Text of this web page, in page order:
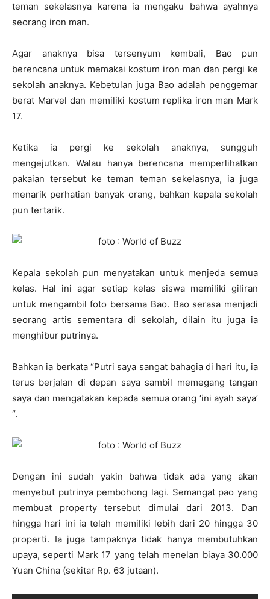
teman sekelasnya karena ia mengaku bahwa ayahnya
seorang iron man.
Agar anaknya bisa tersenyum kembali, Bao pun
berencana untuk memakai kostum iron man dan pergi ke
sekolah anaknya. Kebetulan juga Bao adalah penggemar
berat Marvel dan memiliki kostum replika iron man Mark
17.
Ketika ia pergi ke sekolah anaknya, sungguh
mengejutkan. Walau hanya berencana memperlihatkan
pakaian tersebut ke teman teman sekelasnya, ia juga
menarik perhatian banyak orang, bahkan kepala sekolah
pun tertarik.
Kepala sekolah pun menyatakan untuk menjeda semua
kelas. Hal ini agar setiap kelas siswa memiliki giliran
untuk mengambil foto bersama Bao. Bao serasa menjadi
seorang artis sementara di sekolah, dilain itu juga ia
menghibur putrinya.
Bahkan ia berkata “Putri saya sangat bahagia di hari itu, ia
terus berjalan di depan saya sambil memegang tangan
saya dan mengatakan kepada semua orang ‘ini ayah saya’
“.
Dengan ini sudah yakin bahwa tidak ada yang akan
menyebut putrinya pembohong lagi. Semangat pao yang
membuat property tersebut dimulai dari 2013. Dan
hingga hari ini ia telah memiliki lebih dari 20 hingga 30
properti. Ia juga tampaknya tidak hanya membutuhkan
upaya, seperti Mark 17 yang telah menelan biaya 30.000
Yuan China (sekitar Rp. 63 jutaan).